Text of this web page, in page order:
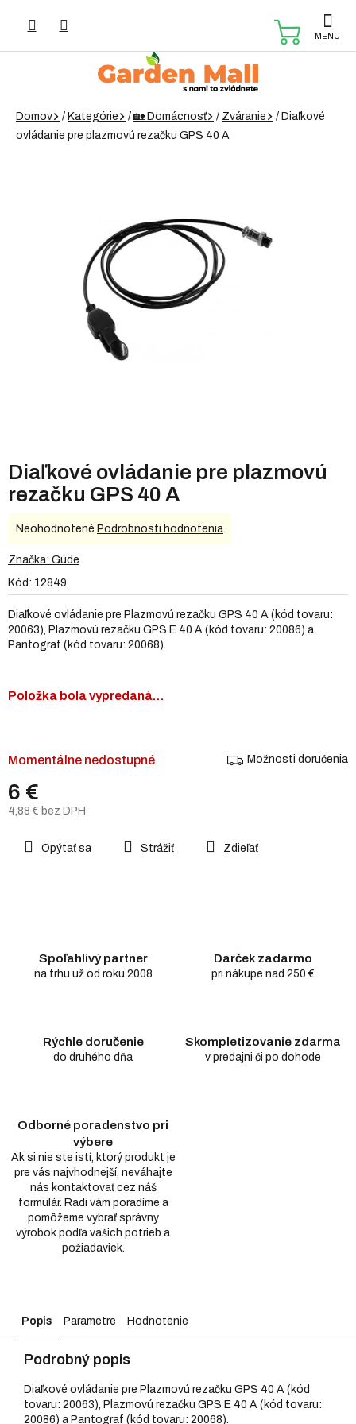
Domov / Kategórie / 🏡 Domácnosť / Zváranie / Diaľkové
ovládanie pre plazmovú rezačku GPS 40 A
Diaľkové ovládanie pre plazmovú
rezačku GPS 40 A
Kód: 12849
6 €
4,88 € bez DPH
cena:
Momentálne nedostupné Možnosti doručenia
Položka bola vypredaná…
Diaľkové ovládanie pre Plazmovú rezačku GPS 40 A (kód tovaru:
20063), Plazmovú rezačku GPS E 40 A (kód tovaru: 20086) a
Pantograf (kód tovaru: 20068).
Opýtať sa Strážiť Zdieľať
Spoľahlivý partner
na trhu už od roku 2008
Darček zadarmo
pri nákupe nad 250 €
Rýchle doručenie
do druhého dňa
Skompletizovanie zdarma
v predajni či po dohode
Odborné poradenstvo pri
výbere
Ak si nie ste istí, ktorý produkt je
pre vás najvhodnejší, neváhajte
nás kontaktovať cez náš
formulár. Radi vám poradíme a
pomôžeme vybrať správny
výrobok podľa vašich potrieb a
požiadaviek.
Priemerné
produktu
0,0
5
hviezdičiek.
Neohodnotené Podrobnosti hodnotenia
Značka: Güde
Popis Parametre Hodnotenie
Podrobný popis
Diaľkové ovládanie pre Plazmovú rezačku GPS 40 A (kód
tovaru: 20063), Plazmovú rezačku GPS E 40 A (kód tovaru:
20086) a Pantograf (kód tovaru: 20068).